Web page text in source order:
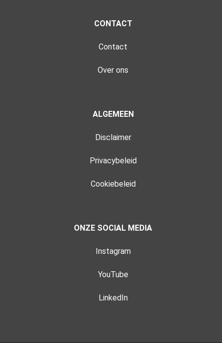
CONTACT
Contact
Over ons
ALGEMEEN
Disclaimer
Privacybeleid
Cookiebeleid
ONZE SOCIAL MEDIA
Instagram
YouTube
LinkedIn